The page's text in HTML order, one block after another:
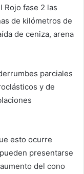
Rojo fase 2 las
de kilómetros de
de ceniza, arena
parciales
y de
esto ocurre
presentarse
del cono